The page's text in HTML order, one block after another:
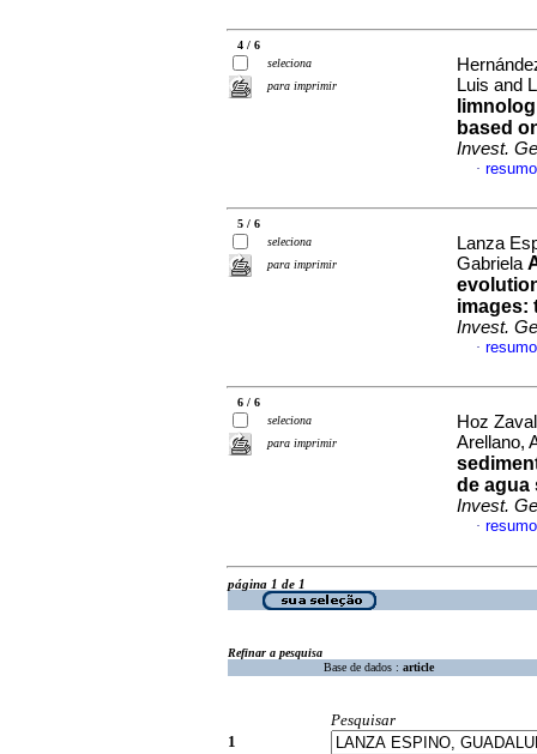
4 / 6
seleciona
para imprimir
Luis and
based
Invest.
·
5 / 6
seleciona
para imprimir
Lanza
Gabriela
images:
Invest.
·
6 / 6
seleciona
para imprimir
Hoz
Arellano,
de
Invest.
·
página 1 de 1
Refinar a pesquisa
Base de dados : article
Pesquisar
1